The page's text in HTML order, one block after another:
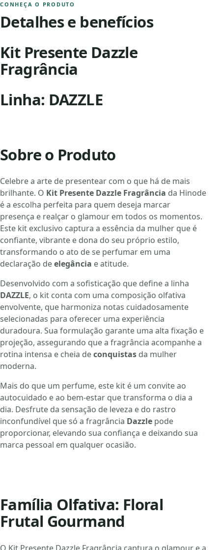
CONHEÇA O PRODUTO
Detalhes e benefícios
Kit Presente Dazzle
Fragrância
Linha: DAZZLE
Sobre o Produto
Celebre a arte de presentear com o que há de mais
brilhante. O Kit Presente Dazzle Fragrância da Hinode
é a escolha perfeita para quem deseja marcar
presença e realçar o glamour em todos os momentos.
Este kit exclusivo captura a essência da mulher que é
confiante, vibrante e dona do seu próprio estilo,
transformando o ato de se perfumar em uma
declaração deelegância e atitude.
Desenvolvido com a sofisticação que define a linha
DAZZLE, o kit conta com uma composição olfativa
envolvente, que harmoniza notas cuidadosamente
selecionadas para oferecer uma experiência
duradoura. Sua formulação garante uma alta fixação e
projeção, assegurando que a fragrância acompanhe a
rotina intensa e cheia deconquistas da mulher
moderna.
Mais do que um perfume, este kit é um convite ao
autocuidado e ao bem-estar que transforma o dia a
dia. Desfrute da sensação de leveza e do rastro
inconfundível que só a fragrância Dazzle pode
proporcionar, elevando sua confiança e deixando sua
marca pessoal em qualquer ocasião.
Família Olfativa: Floral
Frutal Gourmand